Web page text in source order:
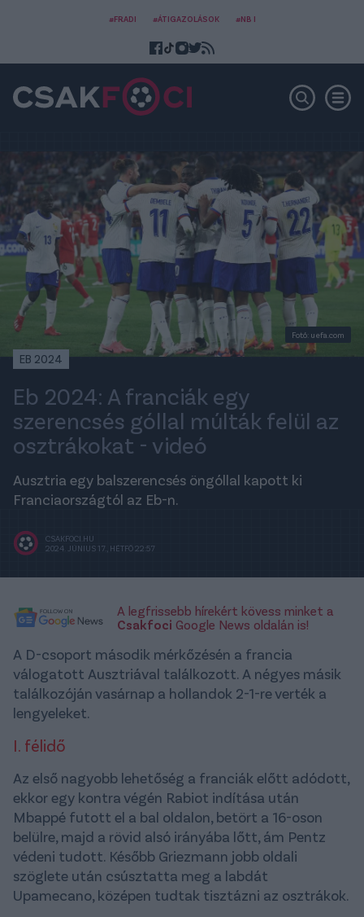
#FRADI #ÁTIGAZOLÁSOK #NB I
Fotó: uefa.com
EB 2024
Eb 2024: A franciák egy
szerencsés góllal múlták felül az
osztrákokat - videó
Ausztria egy balszerencsés öngóllal kapott ki
Franciaországtól az Eb-n.
CSAKFOCI.HU
2024. JÚNIUS 17., HÉTFŐ 22:57
A legfrissebb hírekért kövess minket a
Csakfoci Google News oldalán is!
A D-csoport második mérkőzésén a francia
válogatott Ausztriával találkozott. A négyes másik
találkozóján vasárnap a hollandok 2-1-re verték a
lengyeleket.
I. félidő
Az első nagyobb lehetőség a franciák előtt adódott,
ekkor egy kontra végén Rabiot indítása után
Mbappé futott el a bal oldalon, betört a 16-oson
belülre, majd a rövid alsó irányába lőtt, ám Pentz
védeni tudott. Később Griezmann jobb oldali
szöglete után csúsztatta meg a labdát
Upamecano, középen tudtak tisztázni az osztrákok.